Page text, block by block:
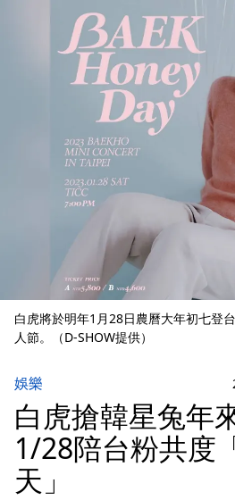
白虎將於明年1月28日農曆大年初七登
人節。（D-SHOW提供）
娛樂
白虎搶韓星兔年
1/28陪台粉共度
天」